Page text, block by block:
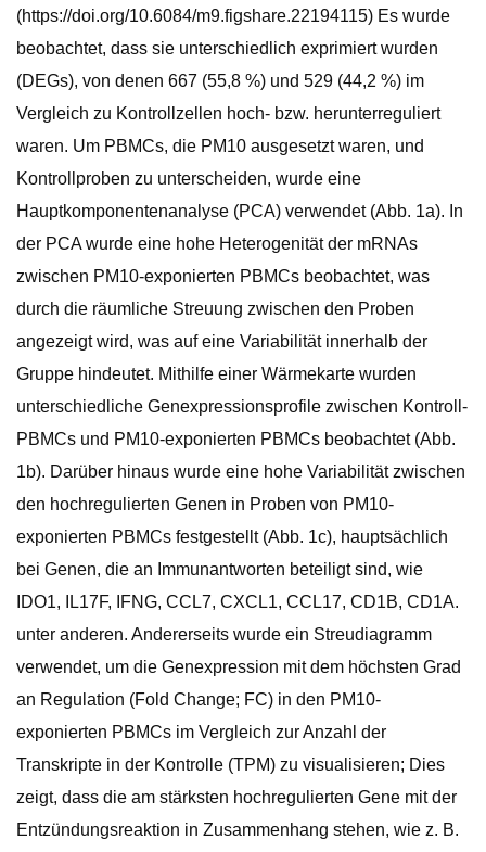
(https://doi.org/10.6084/m9.figshare.22194115) Es wurde
beobachtet, dass sie unterschiedlich exprimiert wurden
(DEGs), von denen 667 (55,8 %) und 529 (44,2 %) im
Vergleich zu Kontrollzellen hoch- bzw. herunterreguliert
waren. Um PBMCs, die PM10 ausgesetzt waren, und
Kontrollproben zu unterscheiden, wurde eine
Hauptkomponentenanalyse (PCA) verwendet (Abb. 1a). In
der PCA wurde eine hohe Heterogenität der mRNAs
zwischen PM10-exponierten PBMCs beobachtet, was
durch die räumliche Streuung zwischen den Proben
angezeigt wird, was auf eine Variabilität innerhalb der
Gruppe hindeutet. Mithilfe einer Wärmekarte wurden
unterschiedliche Genexpressionsprofile zwischen Kontroll-
PBMCs und PM10-exponierten PBMCs beobachtet (Abb.
1b). Darüber hinaus wurde eine hohe Variabilität zwischen
den hochregulierten Genen in Proben von PM10-
exponierten PBMCs festgestellt (Abb. 1c), hauptsächlich
bei Genen, die an Immunantworten beteiligt sind, wie
IDO1, IL17F, IFNG, CCL7, CXCL1, CCL17, CD1B, CD1A.
unter anderen. Andererseits wurde ein Streudiagramm
verwendet, um die Genexpression mit dem höchsten Grad
an Regulation (Fold Change; FC) in den PM10-
exponierten PBMCs im Vergleich zur Anzahl der
Transkripte in der Kontrolle (TPM) zu visualisieren; Dies
zeigt, dass die am stärksten hochregulierten Gene mit der
Entzündungsreaktion in Zusammenhang stehen, wie z. B.